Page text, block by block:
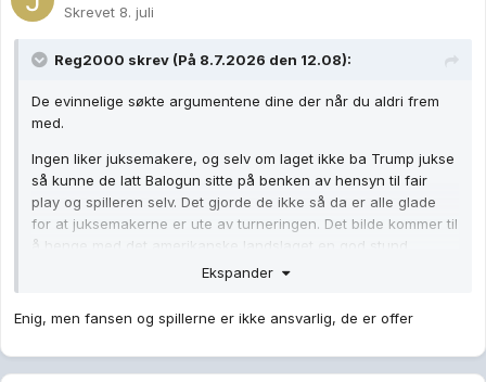
Skrevet 8. juli
Reg2000 skrev (På 8.7.2026 den 12.08):
De evinnelige søkte argumentene dine der når du aldri frem
med.
Ingen liker juksemakere, og selv om laget ikke ba Trump jukse
så kunne de latt Balogun sitte på benken av hensyn til fair
play og spilleren selv. Det gjorde de ikke så da er alle glade
for at juksemakerne er ute av turneringen. Det bilde kommer til
å henge med det amerikanske landslaget en god stund
fremover og de har seg selv å takke.
Ekspander
Enig, men fansen og spillerne er ikke ansvarlig, de er offer